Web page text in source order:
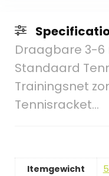
Draagbare 3-6
Standaard
Trainingsnet
Tennisracket…
Itemgewicht